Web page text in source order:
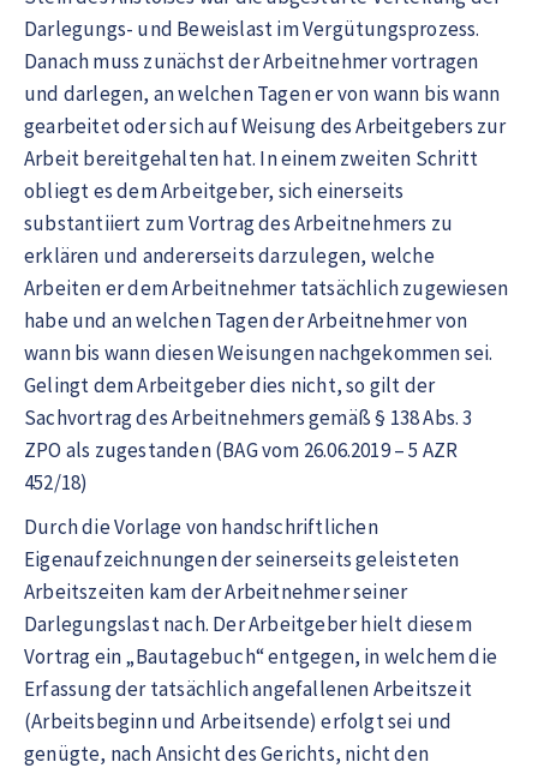
Darlegungs- und Beweislast im Vergütungsprozess.
Danach muss zunächst der Arbeitnehmer vortragen
und darlegen, an welchen Tagen er von wann bis wann
gearbeitet oder sich auf Weisung des Arbeitgebers zur
Arbeit bereitgehalten hat. In einem zweiten Schritt
obliegt es dem Arbeitgeber, sich einerseits
substantiiert zum Vortrag des Arbeitnehmers zu
erklären und andererseits darzulegen, welche
Arbeiten er dem Arbeitnehmer tatsächlich zugewiesen
habe und an welchen Tagen der Arbeitnehmer von
wann bis wann diesen Weisungen nachgekommen sei.
Gelingt dem Arbeitgeber dies nicht, so gilt der
Sachvortrag des Arbeitnehmers gemäß § 138 Abs. 3
ZPO als zugestanden (BAG vom 26.06.2019 – 5 AZR
452/18)
Durch die Vorlage von handschriftlichen
Eigenaufzeichnungen der seinerseits geleisteten
Arbeitszeiten kam der Arbeitnehmer seiner
Darlegungslast nach. Der Arbeitgeber hielt diesem
Vortrag ein „Bautagebuch“ entgegen, in welchem die
Erfassung der tatsächlich angefallenen Arbeitszeit
(Arbeitsbeginn und Arbeitsende) erfolgt sei und
genügte, nach Ansicht des Gerichts, nicht den